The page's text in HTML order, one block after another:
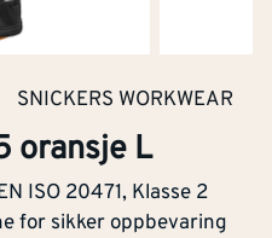
SNICKERS WORKWEAR
oransje L
ISO 20471, Klasse 2
for sikker oppbevaring
Kjøp
Ja
Nei
Nei
Nei